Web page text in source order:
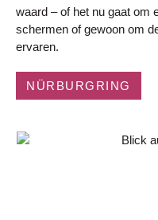
waard – of het nu gaat om
schermen of gewoon om
ervaren.
NÜRBURGRING